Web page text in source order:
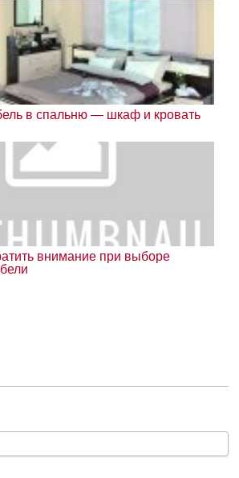
в спальню — шкаф и кровать
внимание при выборе